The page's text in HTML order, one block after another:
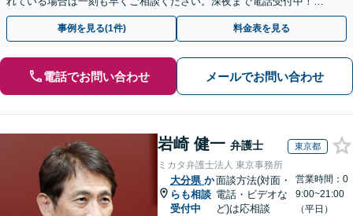
漢／盗撮／のぞき／その他性犯罪など
事例を見る(1件) 料金表を見る
電話でお問い合わせ メールでお問い合わせ
岩崎 健一 弁護士 東京都
ミカタ弁護士法人 東京事務所
大分県 か
らも相談
受付中
面談方法(対面・
電話・ビデオな
ど)は応相談
営業時間：0
9:00~21:00
（平日）